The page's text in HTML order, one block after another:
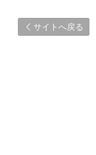
サイトへ戻る